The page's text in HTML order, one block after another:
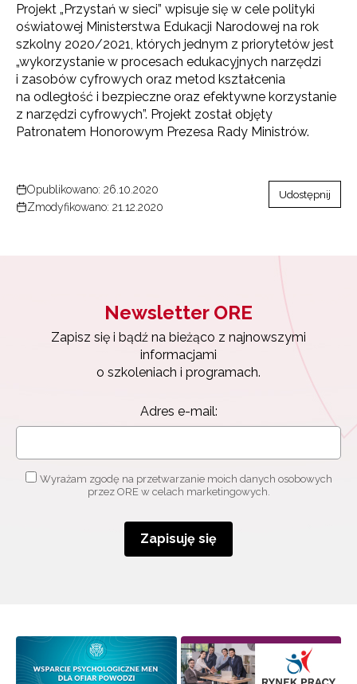
Projekt „Przystań w sieci” wpisuje się w cele polityki
oświatowej Ministerstwa Edukacji Narodowej na rok
szkolny 2020/2021, których jednym z priorytetów jest
„wykorzystanie w procesach edukacyjnych narzędzi
i zasobów cyfrowych oraz metod kształcenia
na odległość i bezpieczne oraz efektywne korzystanie
z narzędzi cyfrowych”. Projekt został objęty
Patronatem Honorowym Prezesa Rady Ministrów.
Opublikowano: 26.10.2020
Zmodyfikowano: 21.12.2020
Udostępnij
Newsletter ORE
Zapisz się i bądź na bieżąco z najnowszymi
informacjami
o szkoleniach i programach.
Adres e-mail:
Wyrażam zgodę na przetwarzanie moich danych osobowych
przez ORE w celach marketingowych.
Zapisuję się